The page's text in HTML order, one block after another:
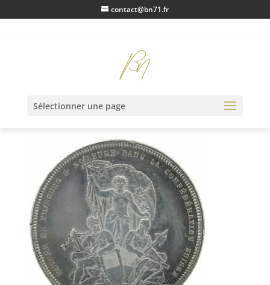
contact@bn71.fr
Sélectionner une page
IMG20230116105741